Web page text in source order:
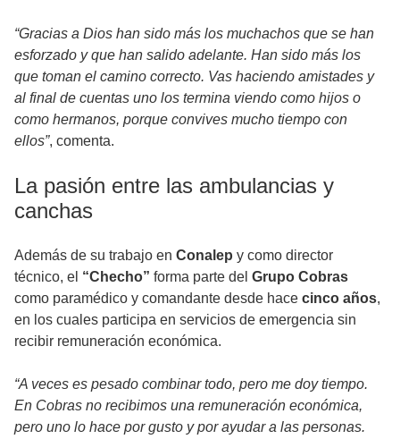
“Gracias a Dios han sido más los muchachos que se han
esforzado y que han salido adelante. Han sido más los
que toman el camino correcto. Vas haciendo amistades y
al final de cuentas uno los termina viendo como hijos o
como hermanos, porque convives mucho tiempo con
ellos”, comenta.
La pasión entre las ambulancias y
canchas
Además de su trabajo en Conalep y como director
técnico, el “Checho” forma parte del Grupo Cobras
como paramédico y comandante desde hace cinco años,
en los cuales participa en servicios de emergencia sin
recibir remuneración económica.
“A veces es pesado combinar todo, pero me doy tiempo.
En Cobras no recibimos una remuneración económica,
pero uno lo hace por gusto y por ayudar a las personas.